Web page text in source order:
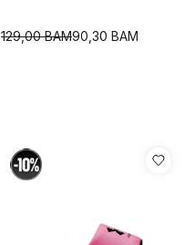
90,30 BAM
129,00BAM